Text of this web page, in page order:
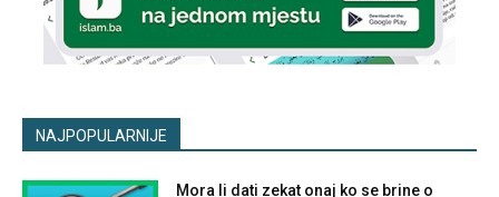
NAJPOPULARNIJE
Mora li dati zekat onaj ko se brine o